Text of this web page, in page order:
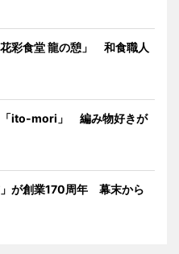
彩食堂 龍の憩」 和食職人
「ito-mori」 編み物好きが
が創業170周年 幕末から